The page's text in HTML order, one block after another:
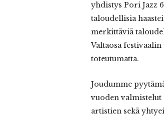
yhdistys Pori Jazz
taloudellisia
merkittäviä
Valtaosa
toteutumatta.
Joudumme
vuoden valmistelut
artistien sekä